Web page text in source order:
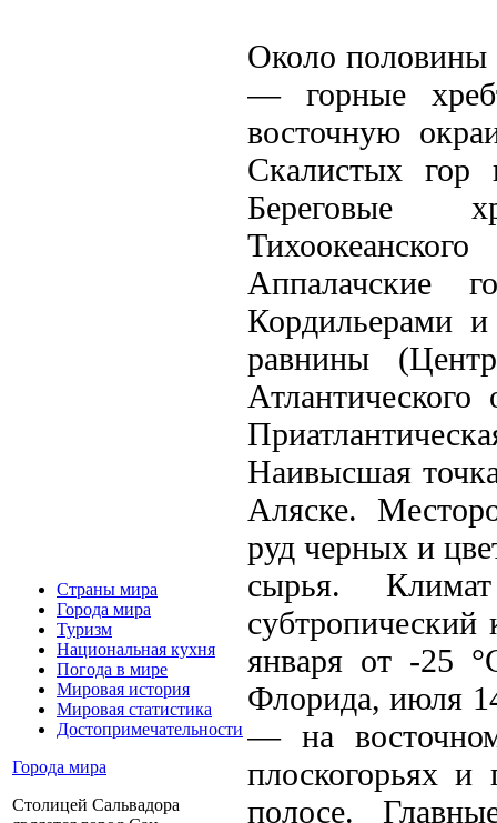
Страны мира
Города мира
Туризм
Национальная кухня
Погода в мире
Мировая история
Мировая статистика
Достопримечательности
Города мира
Столицей Сальвадора
Около половины
— горные
восточную
Скалистых
Береговые
Кордильерами
равнины
Наивысшая
Аляске.
руд черных и
сырья.
субтропический
января от -25
Флорида, июля
— на
плоскогорьях
полосе.